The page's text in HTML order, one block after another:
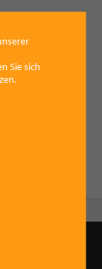
Sie sich